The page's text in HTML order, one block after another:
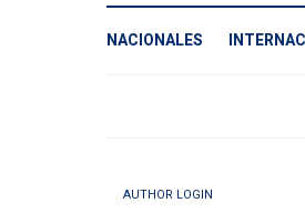
NACIONALES
AUTHOR LOGIN